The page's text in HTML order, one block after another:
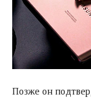
Позже он